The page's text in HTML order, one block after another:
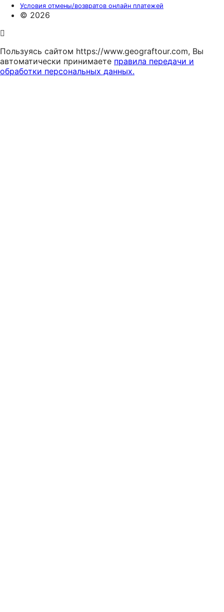
Условия отмены/возвратов онлайн платежей
© 2026
Пользуясь сайтом https://www.geograftour.com, Вы
автоматически принимаете правила передачи и
обработки персональных данных.